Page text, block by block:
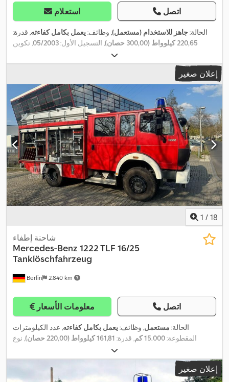
استعلام اتصل
الحالة:جاهز للاستخدام (مستعمل), وظائف:يعمل بكامل كفاءته, قدرة:
220,65 كيلوواط (300,00 حصان)
, التسجيل الأول:05/2003, تكوين
, لون:أحمر
إعلان صغير
1 / 18
Berlin 2.840 km
شاحنة إطفاء
Mercedes-Benz 1222 TLF 16/25
Tanklöschfahrzeug
معلومات الأسعار اتصل
الحالة: مستعمل, وظائف:يعمل بكامل كفاءته, عدد الكيلومترات
المقطوعة:15.000 كم , قدرة: 161,81 كيلوواط (220,00 حصان)
, نوع
أحمر
أمامية إضافية,
إعلان صغير